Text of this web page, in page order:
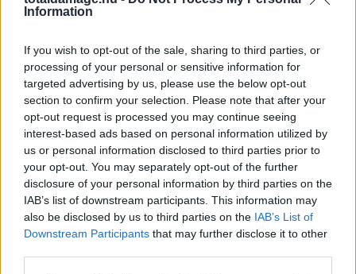
Information
If you wish to opt-out of the sale, sharing to third parties, or
processing of your personal or sensitive information for
targeted advertising by us, please use the below opt-out
section to confirm your selection. Please note that after your
opt-out request is processed you may continue seeing
interest-based ads based on personal information utilized by
us or personal information disclosed to third parties prior to
your opt-out. You may separately opt-out of the further
disclosure of your personal information by third parties on the
IAB’s list of downstream participants. This information may
also be disclosed by us to third parties on the IAB’s List of
Downstream Participants that may further disclose it to other